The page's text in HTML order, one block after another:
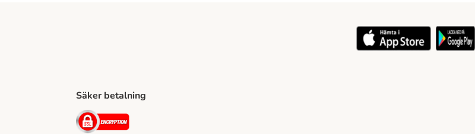
Säker betalning
Security